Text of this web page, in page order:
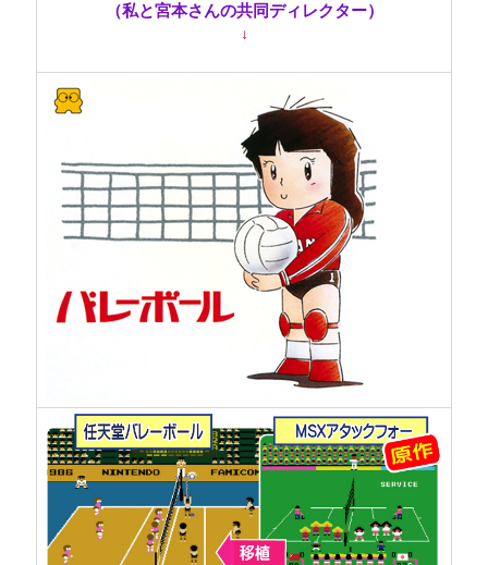
（私と宮本さんの共同ディレクター）
↓